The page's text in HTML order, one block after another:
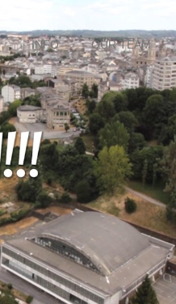
INFO OUR TEAM